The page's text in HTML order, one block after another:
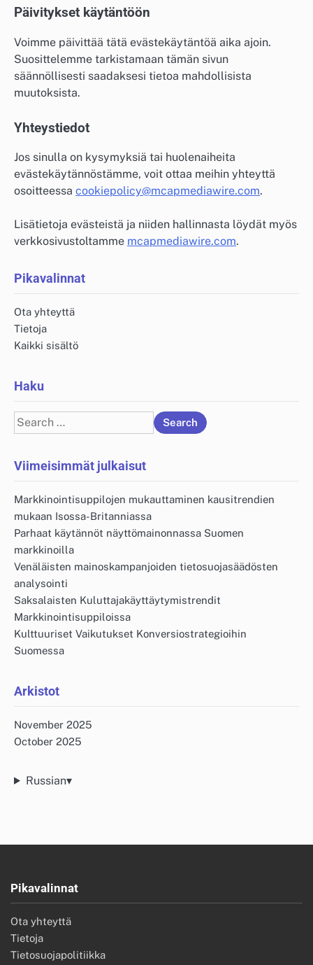
Päivitykset käytäntöön
Voimme päivittää tätä evästekäytäntöä aika ajoin.
Suosittelemme tarkistamaan tämän sivun
säännöllisesti saadaksesi tietoa mahdollisista
muutoksista.
Yhteystiedot
Jos sinulla on kysymyksiä tai huolenaiheita
evästekäytännöstämme, voit ottaa meihin yhteyttä
osoitteessa cookiepolicy@mcapmediawire.com.
Lisätietoja evästeistä ja niiden hallinnasta löydät myös
verkkosivustoltamme mcapmediawire.com.
Pikavalinnat
Ota yhteyttä
Tietoja
Kaikki sisältö
Haku
Search
for:
Viimeisimmät julkaisut
Markkinointisuppilojen mukauttaminen kausitrendien
mukaan Isossa-Britanniassa
Parhaat käytännöt näyttömainonnassa Suomen
markkinoilla
Venäläisten mainoskampanjoiden tietosuojasäädösten
analysointi
Saksalaisten Kuluttajakäyttäytymistrendit
Markkinointisuppiloissa
Kulttuuriset Vaikutukset Konversiostrategioihin
Suomessa
Arkistot
November 2025
October 2025
Russian▾
Pikavalinnat
Ota yhteyttä
Tietoja
Tietosuojapolitiikka